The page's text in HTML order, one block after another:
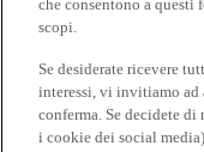
che consentono a
scopi.
Se desiderate ricevere
interessi, vi invitiamo ad
conferma. Se decidete
i cookie dei social